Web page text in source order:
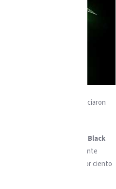
de “Avengers” y anunciaron
Endgame”.
Black
Hemsworth) completamente
matado al cincuenta por ciento